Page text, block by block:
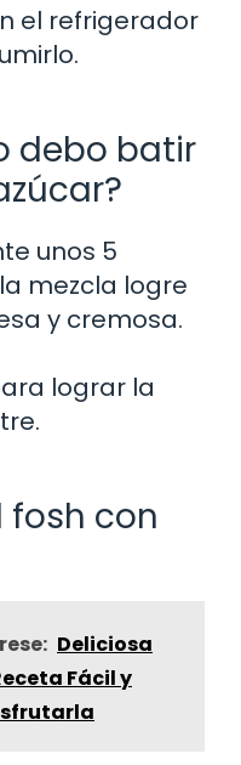
el refrigerador
debo batir
unos 5
mezcla logre
y cremosa.
lograr la
fosh con
Deliciosa
Fácil y